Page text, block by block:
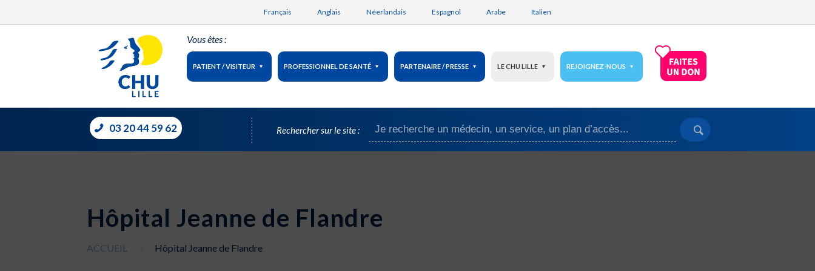
Français Anglais Néerlandais Espagnol Arabe Italien
Vous êtes :
PATIENT / VISITEUR PROFESSIONNEL DE SANTÉ PARTENAIRE / PRESSE LE CHU LILLE REJOIGNEZ-NOUS
03 20 44 59 62 Rechercher sur le site :
Hôpital Jeanne de Flandre
ACCUEIL Hôpital Jeanne de Flandre